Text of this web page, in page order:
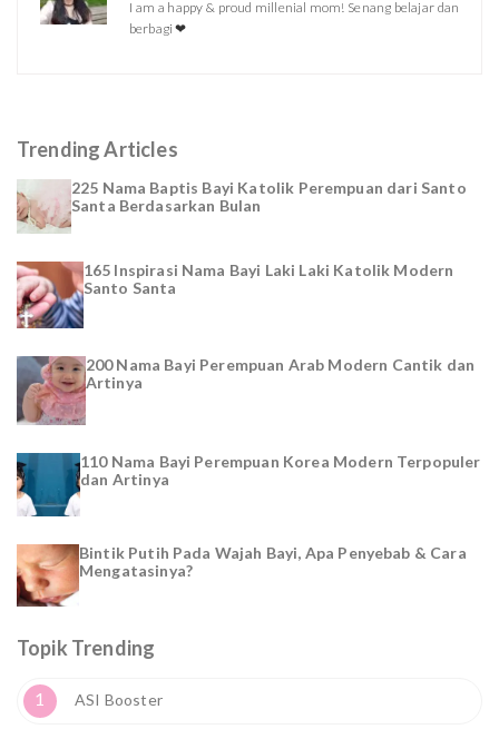
I am a happy & proud millenial mom! Senang belajar dan
berbagi ❤
Trending Articles
225 Nama Baptis Bayi Katolik Perempuan dari Santo
Santa Berdasarkan Bulan
165 Inspirasi Nama Bayi Laki Laki Katolik Modern
Santo Santa
200 Nama Bayi Perempuan Arab Modern Cantik dan
Artinya
110 Nama Bayi Perempuan Korea Modern Terpopuler
dan Artinya
Bintik Putih Pada Wajah Bayi, Apa Penyebab & Cara
Mengatasinya?
Topik Trending
1 ASI Booster